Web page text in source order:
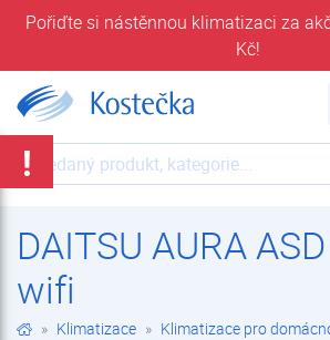
Pořiďte si nástěnnou klimatizaci za
Kč!
Prohledat web
DAITSU AURA
wifi
Klimatizace
Klimatizace pro
!